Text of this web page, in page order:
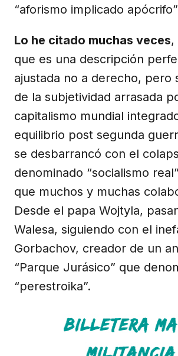
“aforismo implicado
Lo he citado muchas veces,
que es una descripción
ajustada no a derecho, pero
de la subjetividad arrasada
capitalismo mundial
equilibrio post segunda
se desbarrancó con el
denominado “socialismo
que muchos y muchas
Desde el papa Wojtyla,
Walesa, siguiendo con el
Gorbachov, creador de un
“Parque Jurásico” que
“perestroika”.